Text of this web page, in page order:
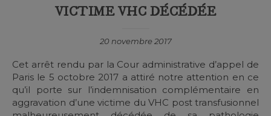
VICTIME VHC DÉCÉDÉE
20 novembre 2017
Cet arrêt rendu par la Cour administrative d’appel de
Paris le 5 octobre 2017 a attiré notre attention en ce
qu’il porte sur l’indemnisation complémentaire en
aggravation d’une victime du VHC post transfusionnel